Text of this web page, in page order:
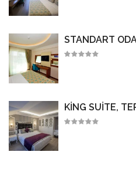
STANDART
KING SUITE,